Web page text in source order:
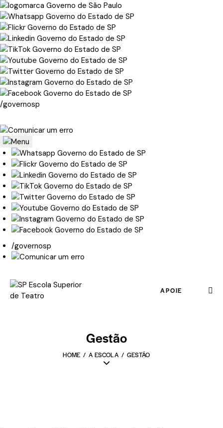
/governosp
/governosp
APOIE
Gestão
HOME A ESCOLA GESTÃO